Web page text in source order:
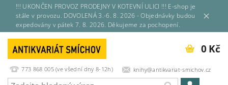
!!! UKONČEN PROVOZ PRODEJNY V KOTEVNÍ ULICI !!! E-shop je
stále v provozu. DOVOLENÁ 3.-6. 8. 2026 - Objednávky budou
expedovány v pátek 7. 8. 2026. Děkujeme za pochopení.
773 868 005 (ve všední dny 8-12h) knihy@antikvariat-smichov.cz
0 Kč